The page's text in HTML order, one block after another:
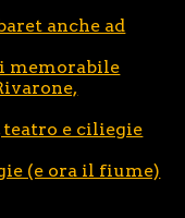
anche ad
memorabile
teatro e ciliegie
(e ora il fiume)